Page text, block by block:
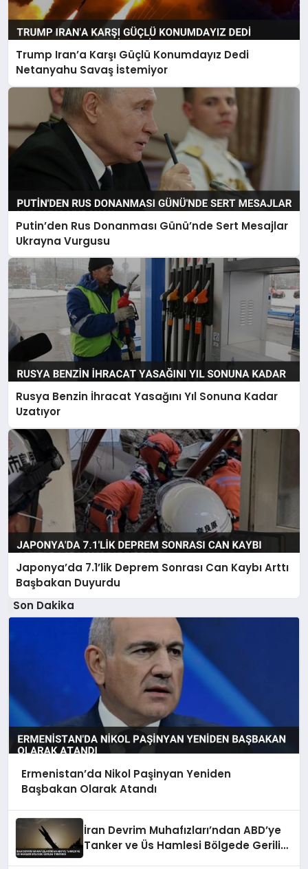
Trump Iran’a Karşı Güçlü Konumdayız Dedi
Netanyahu Savaş İstemiyor
Putin’den Rus Donanması Günü’nde Sert Mesajlar
Ukrayna Vurgusu
Rusya Benzin İhracat Yasağını Yıl Sonuna Kadar
Uzatıyor
Japonya’da 7.1’lik Deprem Sonrası Can Kaybı Arttı
Başbakan Duyurdu
Son Dakika
Ermenistan’da Nikol Paşinyan Yeniden
Başbakan Olarak Atandı
İran Devrim Muhafızları’ndan ABD’ye
Tanker ve Üs Hamlesi Bölgede Gerilim